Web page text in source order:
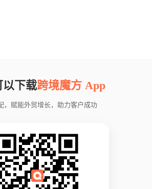
以下载跨境魔方 App
，赋能外贸增长，助力客户成功